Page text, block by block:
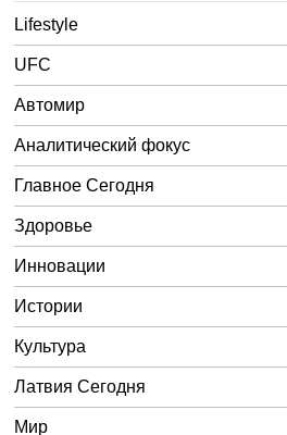
Lifestyle
UFC
Автомир
Аналитический фокус
Главное Сегодня
Здоровье
Инновации
Истории
Культура
Латвия Сегодня
Мир